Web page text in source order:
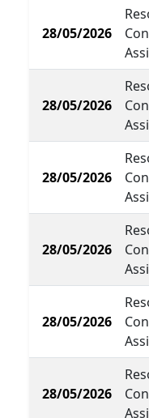
28/05/2026
28/05/2026
28/05/2026
28/05/2026
28/05/2026
28/05/2026